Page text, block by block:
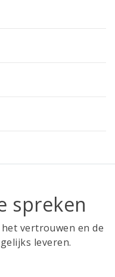
spreken
vertrouwen en de
leveren.